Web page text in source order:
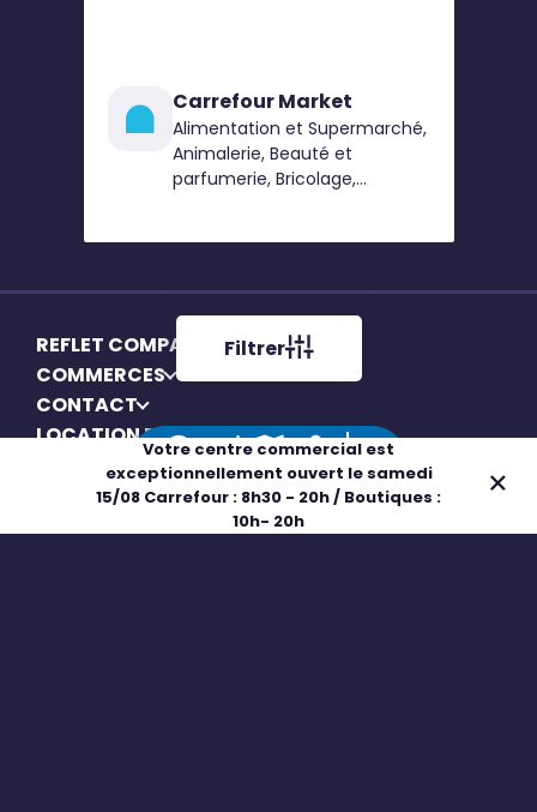
AdresseHorairesPlan Boutiques
Votre centre commercial est
exceptionnellement ouvert le samedi
15/08 Carrefour : 8h30 - 20h / Boutiques :
10h- 20h
Filtrer
Carrefour Market
Alimentation et Supermarché,
Animalerie, Beauté et
parfumerie, Bricolage,
REFLET COMPANS
COMMERCES
CONTACT
LOCATION EMPLACEMENT